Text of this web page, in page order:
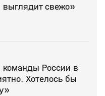
свежо»
команды России в
Хотелось бы